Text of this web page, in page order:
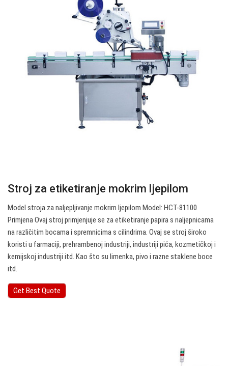
Stroj za etiketiranje mokrim ljepilom
Model stroja za naljepljivanje mokrim ljepilom Model: HCT-81100
Primjena Ovaj stroj primjenjuje se za etiketiranje papira s naljepnicama
na različitim bocama i spremnicima s cilindrima. Ovaj se stroj široko
koristi u farmaciji, prehrambenoj industriji, industriji pića, kozmetičkoj i
kemijskoj industriji itd. Kao što su limenka, pivo i razne staklene boce
itd.
Get Best Quote